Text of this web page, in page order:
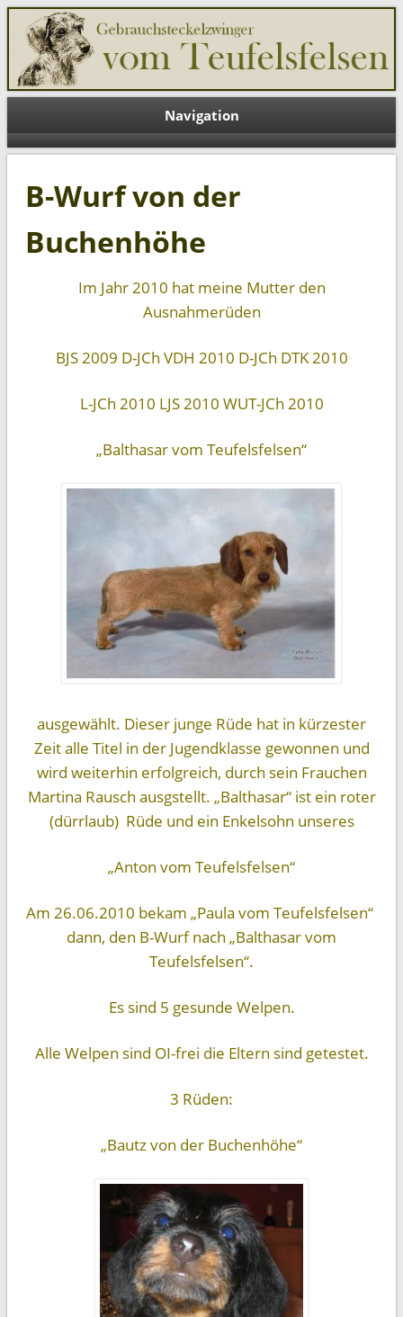
Teufelsfelsen DE
Navigation
B-Wurf von der
Buchenhöhe
Im Jahr 2010 hat meine Mutter den
Ausnahmerüden
BJS 2009 D-JCh VDH 2010 D-JCh DTK 2010
L-JCh 2010 LJS 2010 WUT-JCh 2010
„Balthasar vom Teufelsfelsen“
ausgewählt. Dieser junge Rüde hat in kürzester
Zeit alle Titel in der Jugendklasse gewonnen und
wird weiterhin erfolgreich, durch sein Frauchen
Martina Rausch ausgstellt. „Balthasar“ ist ein roter
(dürrlaub) Rüde und ein Enkelsohn unseres
„Anton vom Teufelsfelsen“
Am 26.06.2010 bekam „Paula vom Teufelsfelsen“
dann, den B-Wurf nach „Balthasar vom
Teufelsfelsen“.
Es sind 5 gesunde Welpen.
Alle Welpen sind OI-frei die Eltern sind getestet.
3 Rüden:
„Bautz von der Buchenhöhe“